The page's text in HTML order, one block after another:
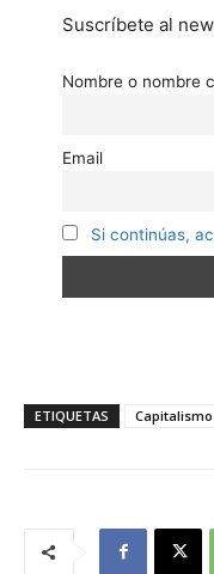
Suscríbete al
Nombre o nombre
Email
Si continúas,
ETIQUETAS Capitalismo